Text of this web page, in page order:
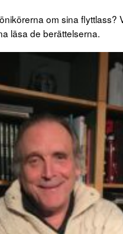
om sina flyttlass?
läsa de berättelserna.